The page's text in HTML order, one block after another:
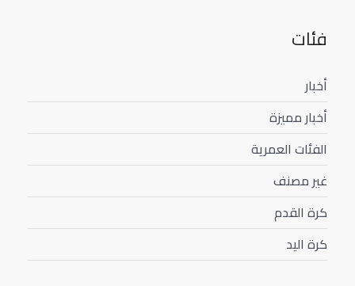
فئات
أخبار
أخبار مميزة
الفئات العمرية
غير مصنف
كرة القدم
كرة اليد